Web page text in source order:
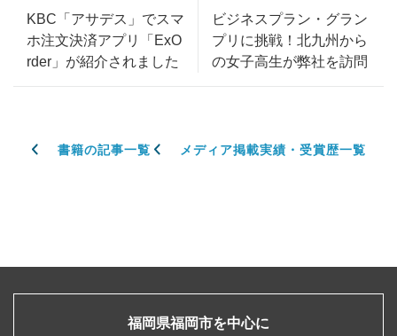
KBC「アサデス」でスマ
ホ注文決済アプリ「ExO
rder」が紹介されました
ビジネスプラン・グラン
プリに挑戦！北九州から
の女子高生が弊社を訪問
書籍の記事一覧 メディア掲載実績・受賞歴一覧
福岡県福岡市を中心に